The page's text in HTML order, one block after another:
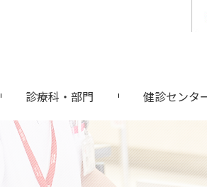
診療科・部門 健診センタ